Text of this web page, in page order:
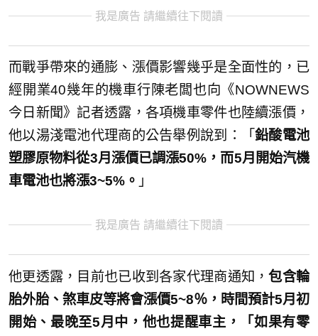
我是廣告 請繼續往下閱讀
而戰爭帶來的通膨、漲價影響幾乎是全面性的，已
經開業40幾年的機車行陳老闆也向《NOWNEWS
今日新聞》記者透露，各項機車零件也陸續漲價，
他以湯淺電池代理商的公告舉例說到：「鉛酸電池
塑膠原物料從3月漲價已調漲50%，而5月開始汽機
車電池也將漲3~5%。 」
我是廣告 請繼續往下閱讀
他更透露，目前也已收到各家代理商通知，包含輪
胎外胎、煞車皮等將會漲價5~8％，時間預計5月初
開始、最晚至5月中，他也提醒車主，「如果有零